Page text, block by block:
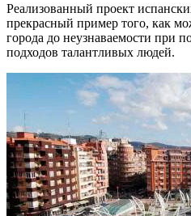
Реализованный проект
прекрасный пример того, как
города до неузнаваемости при
подходов талантливых людей.